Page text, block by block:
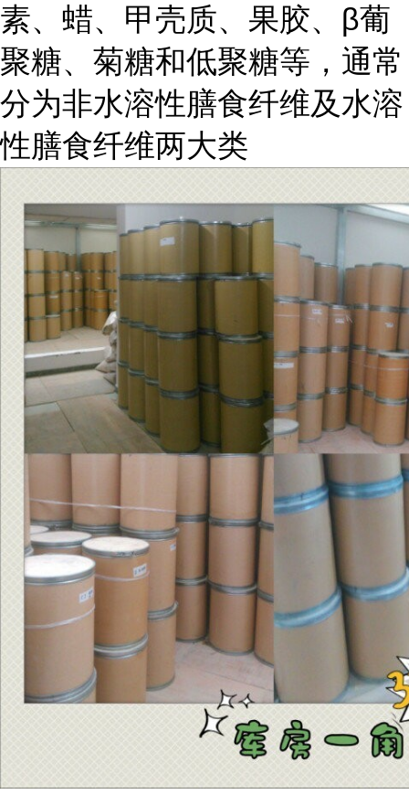
素、蜡、甲壳质、果胶、β葡
聚糖、菊糖和低聚糖等，通常
分为非水溶性膳食纤维及水溶
性膳食纤维两大类